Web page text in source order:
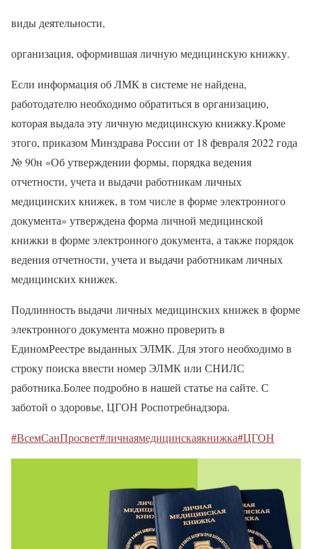
виды деятельности,
организация, оформившая личную медицинскую книжку.
Если информация об ЛМК в системе не найдена,
работодателю необходимо обратиться в организацию,
которая выдала эту личную медицинскую книжку.Кроме
этого, приказом Минздрава России от 18 февраля 2022 года
№ 90н «Об утверждении формы, порядка ведения
отчетности, учета и выдачи работникам личных
медицинских книжек, в том числе в форме электронного
документа» утверждена форма личной медицинской
книжки в форме электронного документа, а также порядок
ведения отчетности, учета и выдачи работникам личных
медицинских книжек.
Подлинность выдачи личных медицинских книжек в форме
электронного документа можно проверить в
ЕдиномРеестре выданных ЭЛМК. Для этого необходимо в
строку поиска ввести номер ЭЛМК или СНИЛС
работника.Более подробно в нашей статье на сайте. С
заботой о здоровье, ЦГОН Роспотребнадзора.
#ВсемСанПросвет#личнаямедицинскаякнижка#ЦГОН